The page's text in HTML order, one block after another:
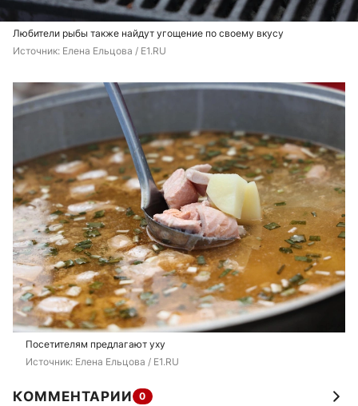
Любители рыбы также найдут угощение по своему вкусу
Источник: Елена Ельцова / E1.RU
Посетителям предлагают уху
Источник: Елена Ельцова / E1.RU
КОММЕНТАРИИ 0